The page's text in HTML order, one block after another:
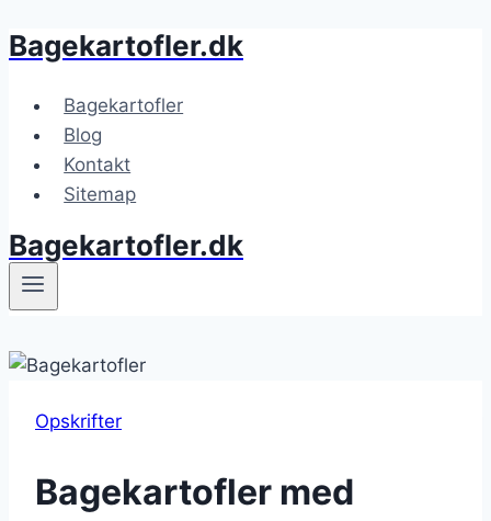
Fortsæt
indhold
Bagekartofler.dk
Bagekartofler
Blog
Kontakt
Sitemap
Bagekartofler.dk
Opskrifter
Bagekartofler med